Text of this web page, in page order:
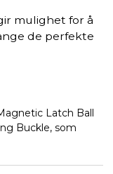
mulighet for å
de perfekte
Latch Ball
Buckle, som